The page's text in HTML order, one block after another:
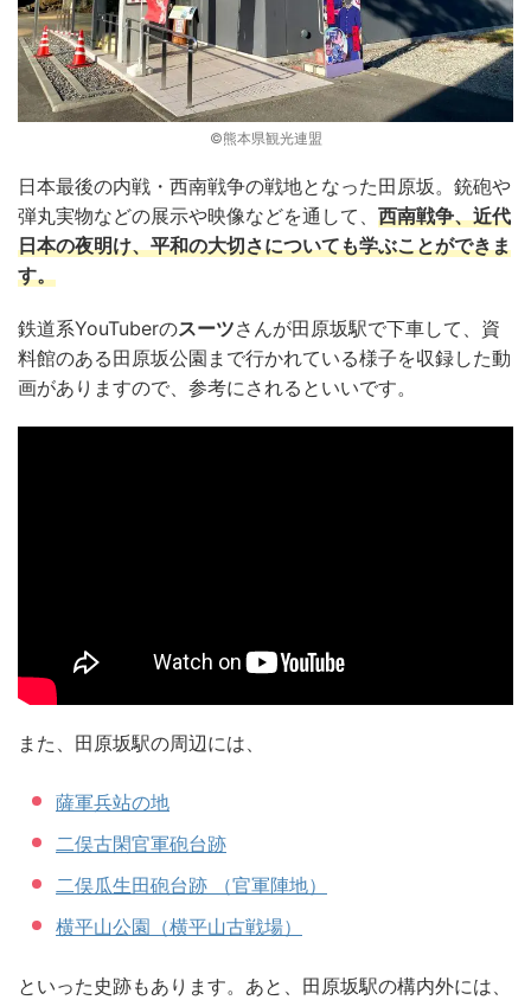
©熊本県観光連盟
日本最後の内戦・西南戦争の戦地となった田原坂。銃砲や
弾丸実物などの展示や映像などを通して、 西南戦争、近代
日本の夜明け、平和の大切さについても学ぶことができま
す。
鉄道系YouTuberのスーツさんが田原坂駅で下車して、資
料館のある田原坂公園まで行かれている様子を収録した動
画がありますので、参考にされるといいです。
また、田原坂駅の周辺には、
薩軍兵站の地
二俣古閑官軍砲台跡
二俣瓜生田砲台跡 （官軍陣地）
横平山公園（横平山古戦場）
といった史跡もあります。あと、田原坂駅の構内外には、